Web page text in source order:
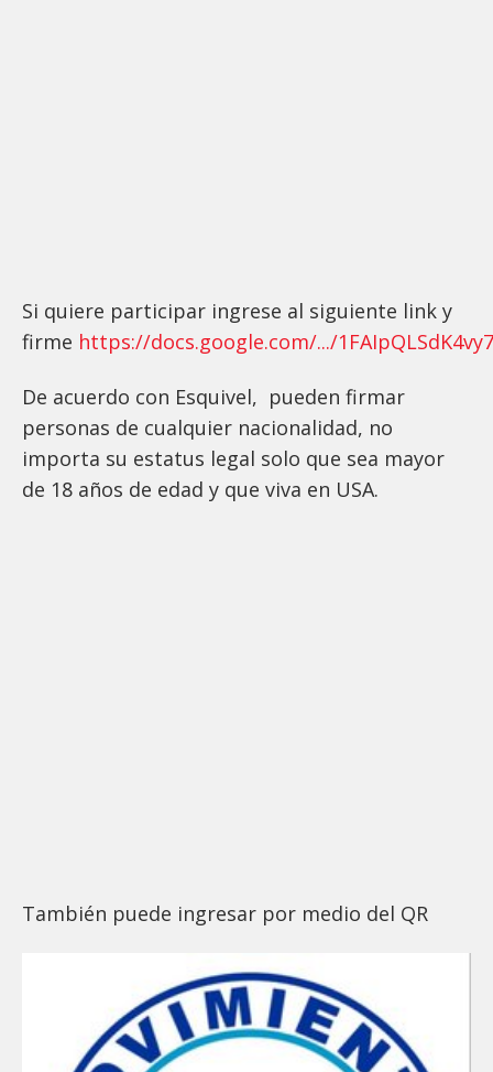
Si quiere participar ingrese al siguiente link y
firme https://docs.google.com/.../
De acuerdo con Esquivel, pueden firmar
personas de cualquier nacionalidad, no
importa su estatus legal solo que sea mayor
de 18 años de edad y que viva en USA.
También puede ingresar por medio del QR